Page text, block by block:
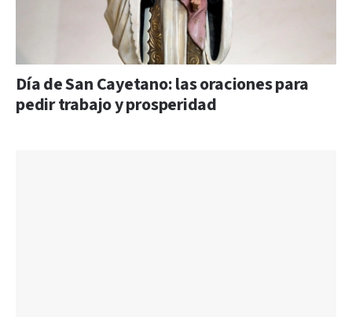
Día de San Cayetano: las oraciones para
pedir trabajo y prosperidad